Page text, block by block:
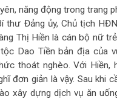
năng động trong trang
thư Đảng ủy, Chủ tịch
Thị Hiền là cán bộ nữ
Dao Tiền bản địa của
thoát nghèo. Với Hiền,
đơn giản là vậy. Sau khi
xây dựng dịch vụ ăn